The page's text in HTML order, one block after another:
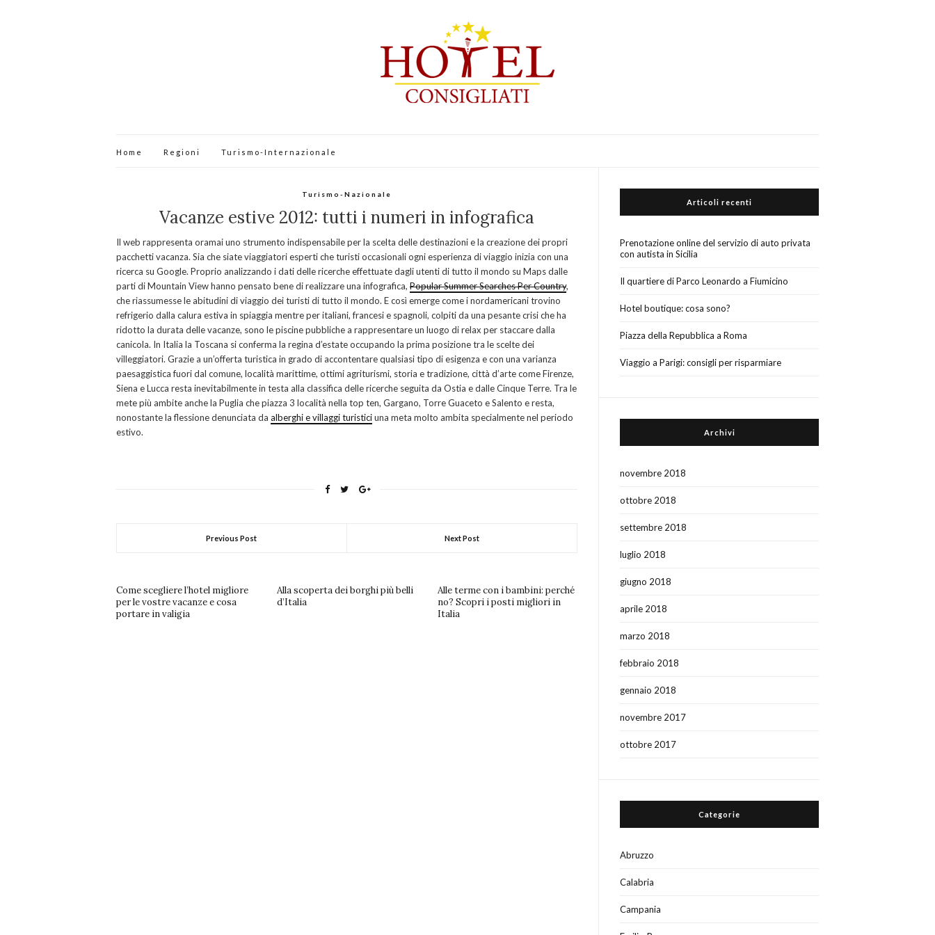
Home Regioni Turismo-Internazionale
Turismo-Nazionale
Vacanze estive 2012: tutti i numeri in infografica
Il web rappresenta oramai uno strumento indispensabile per la scelta delle destinazioni e la creazione dei propri
pacchetti vacanza. Sia che siate viaggiatori esperti che turisti occasionali ogni esperienza di viaggio inizia con una
ricerca su Google. Proprio analizzando i dati delle ricerche effettuate dagli utenti di tutto il mondo su Maps dalle
parti di Mountain View hanno pensato bene di realizzare una infografica, Popular Summer Searches Per Country,
che riassumesse le abitudini di viaggio dei turisti di tutto il mondo. E così emerge come i nordamericani trovino
refrigerio dalla calura estiva in spiaggia mentre per italiani, francesi e spagnoli, colpiti da una pesante crisi che ha
ridotto la durata delle vacanze, sono le piscine pubbliche a rappresentare un luogo di relax per staccare dalla
canicola. In Italia la Toscana si conferma la regina d’estate occupando la prima posizione tra le scelte dei
villeggiatori. Grazie a un’offerta turistica in grado di accontentare qualsiasi tipo di esigenza e con una varianza
paesaggistica fuori dal comune, località marittime, ottimi agriturismi, storia e tradizione, città d’arte come Firenze,
Siena e Lucca resta inevitabilmente in testa alla classifica delle ricerche seguita da Ostia e dalle Cinque Terre. Tra le
mete più ambite anche la Puglia che piazza 3 località nella top ten, Gargano, Torre Guaceto e Salento e resta,
nonostante la flessione denunciata da alberghi e villaggi turisticiuna meta molto ambita specialmente nel periodo
estivo.
Previous Post Next Post
Come scegliere l’hotel migliore
per le vostre vacanze e cosa
portare in valigia
Alla scoperta dei borghi più belli
d’Italia
Alle terme con i bambini: perché
no? Scopri i posti migliori in
Italia
Articoli recenti
Prenotazione online del servizio di auto privata
con autista in Sicilia
Il quartiere di Parco Leonardo a Fiumicino
Hotel boutique: cosa sono?
Piazza della Repubblica a Roma
Viaggio a Parigi: consigli per risparmiare
Archivi
novembre 2018
ottobre 2018
settembre 2018
luglio 2018
giugno 2018
aprile 2018
marzo 2018
febbraio 2018
gennaio 2018
novembre 2017
ottobre 2017
Categorie
Abruzzo
Calabria
Campania